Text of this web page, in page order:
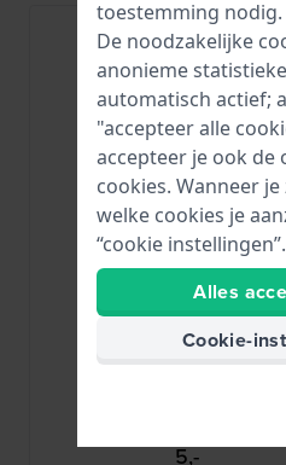
Renata
R364
5,-
toestemming nodig.
De noodzakelijke
anonieme
automatisch actief;
"accepteer alle
accepteer je ook de
cookies. Wanneer
welke cookies je
“cookie instellingen”.
Alles
Cookie-